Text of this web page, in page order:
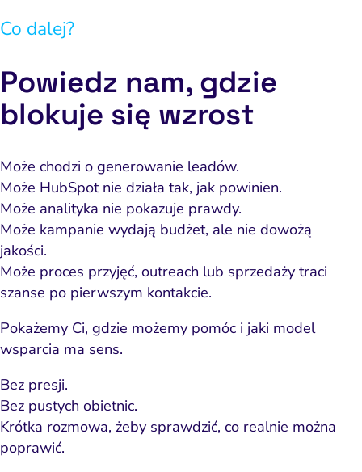
Co dalej?
Powiedz nam, gdzie
blokuje się wzrost
Może chodzi o generowanie leadów.
Może HubSpot nie działa tak, jak powinien.
Może analityka nie pokazuje prawdy.
Może kampanie wydają budżet, ale nie dowożą
jakości.
Może proces przyjęć, outreach lub sprzedaży traci
szanse po pierwszym kontakcie.
Pokażemy Ci, gdzie możemy pomóc i jaki model
wsparcia ma sens.
Bez presji.
Bez pustych obietnic.
Krótka rozmowa, żeby sprawdzić, co realnie można
poprawić.